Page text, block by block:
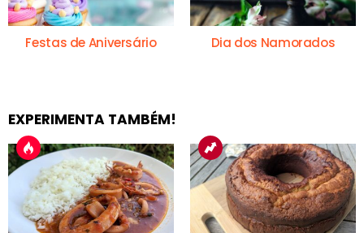
Festas de Aniversário Dia dos Namorados
EXPERIMENTA TAMBÉM!